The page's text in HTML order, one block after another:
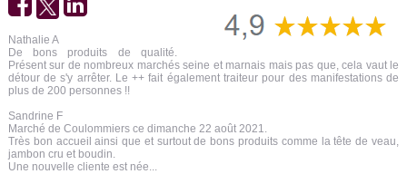
CHÈQUES CADEAUX
MÉDIA
Nathalie A
De bons produits de qualité.
Présent sur de nombreux marchés seine et marnais mais pas que, cela vaut le
détour de s'y arrêter. Le ++ fait également traiteur pour des manifestations de
plus de 200 personnes !!
Sandrine F
Marché de Coulommiers ce dimanche 22 août 2021.
Très bon accueil ainsi que et surtout de bons produits comme la tête de veau,
jambon cru et boudin.
Une nouvelle cliente est née...